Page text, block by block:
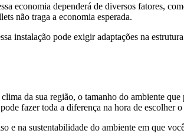
economia dependerá de diversos fatores,
não traga a economia esperada.
instalação pode exigir adaptações na
da sua região, o tamanho do ambiente
fazer toda a diferença na hora de escolher
e na sustentabilidade do ambiente em que